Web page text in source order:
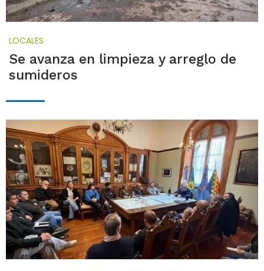
LOCALES
Se avanza en limpieza y arreglo de
sumideros